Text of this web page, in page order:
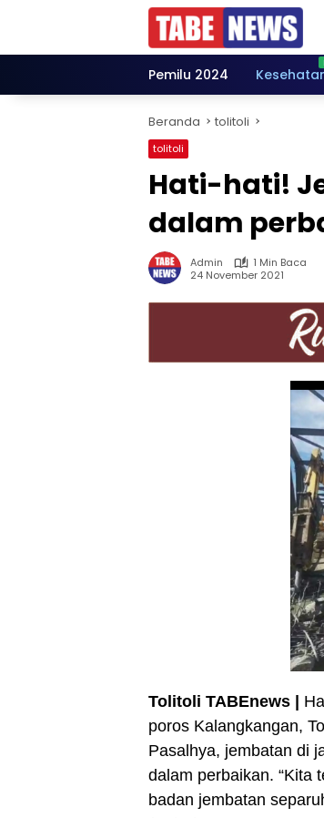
Pemilu 2024
Beranda tolitoli
tolitoli
Hati-hati!
dalam
Admin
1 Min Baca
24 November 2021
Tolitoli TABEnews |
poros Kalangkangan,
Pasalhya, jembatan di
dalam perbaikan. “Kita
badan jembatan